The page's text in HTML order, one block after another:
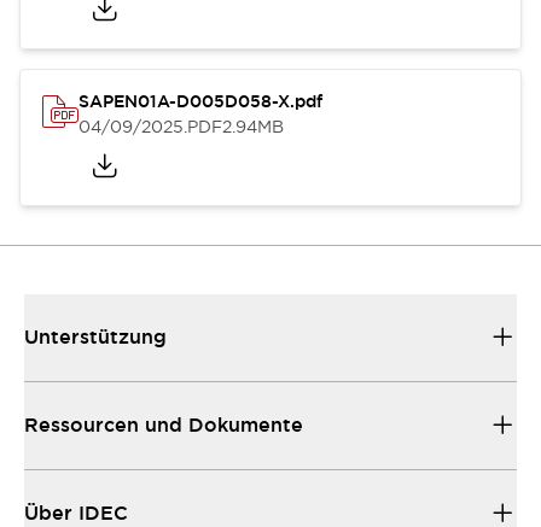
SAPEN01A-D005D058-X.pdf
04/09/2025.PDF2.94MB
Unterstützung
Ressourcen und Dokumente
Über IDEC